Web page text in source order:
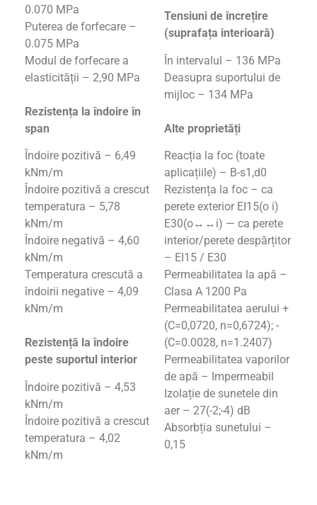
0.070 MPa
Puterea de forfecare –
0.075 MPa
Modul de forfecare a
elasticității – 2,90 MPa
Rezistența la îndoire în
span
Îndoire pozitivă – 6,49
kNm/m
Îndoire pozitivă a crescut
temperatura – 5,78
kNm/m
Îndoire negativă – 4,60
kNm/m
Temperatura crescută a
îndoirii negative – 4,09
kNm/m
Rezistență la îndoire
peste suportul interior
Îndoire pozitivă – 4,53
kNm/m
Îndoire pozitivă a crescut
temperatura – 4,02
kNm/m
Tensiuni de încrețire
(suprafața interioară)
În intervalul – 136 MPa
Deasupra suportului de
mijloc – 134 MPa
Alte proprietăți
Reacția la foc (toate
aplicațiile) – B-s1,d0
Rezistența la foc – ca
perete exterior EI15(o i)
E30(o↔↔i) — ca perete
interior/perete despărțitor
– EI15 / E30
Permeabilitatea la apă –
Clasa A 1200 Pa
Permeabilitatea aerului +
(C=0,0720, n=0,6724); -
(C=0.0028, n=1.2407)
Permeabilitatea vaporilor
de apă – Impermeabil
Izolație de sunetele din
aer – 27(-2;-4) dB
Absorbția sunetului –
0,15